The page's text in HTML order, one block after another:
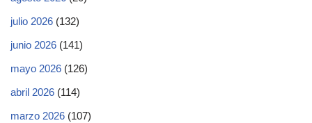
julio 2026 (132)
junio 2026 (141)
mayo 2026 (126)
abril 2026 (114)
marzo 2026 (107)